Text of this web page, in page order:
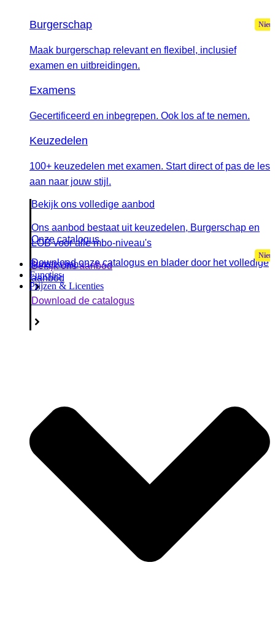
Burgerschap
Maak burgerschap relevant en flexibel, inclusief
examen en uitbreidingen.
Examens
Gecertificeerd en inbegrepen. Ook los af te nemen.
Keuzedelen
100+ keuzedelen met examen. Start direct of pas de les
aan naar jouw stijl.
Bekijk ons volledige aanbod
Ons aanbod bestaat uit keuzedelen, Burgerschap en
LOB voor alle mbo-niveau's
Bekijk ons aanbod
Onze catalogus
Download onze catalogus en blader door het volledige
aanbod
Download de catalogus
Burgerschap
Functies
Prijzen & Licenties